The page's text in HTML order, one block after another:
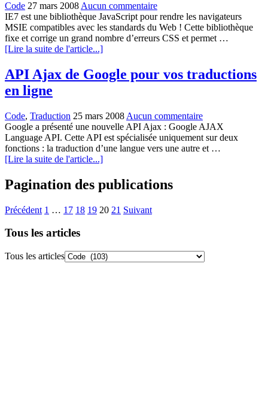
Code 27 mars 2008 Aucun commentaire
IE7 est une bibliothèque JavaScript pour rendre les navigateurs
MSIE compatibles avec les standards du Web ! Cette bibliothèque
fixe et corrige un grand nombre d’erreurs CSS et permet …
[Lire la suite de l'article...]
API Ajax de Google pour vos traductions
en ligne
Code, Traduction 25 mars 2008 Aucun commentaire
Google a présenté une nouvelle API Ajax : Google AJAX
Language API. Cette API est spécialisée uniquement sur deux
fonctions : la traduction d’une langue vers une autre et …
[Lire la suite de l'article...]
Pagination des publications
Précédent 1 … 17 18 19 20 21 Suivant
Tous les articles
Tous les articles